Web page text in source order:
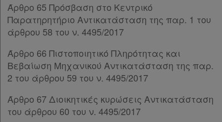
Άρθρο 120
Άρθρο 121
Άρθρο 122
ΚΕΦΑΛΑΙΟ ΙΒ΄ [-]
Άρθρο 124
Άρθρο 125 [-]
Παρ.1
Παρ.2
Άρθρο 65 Πρόσβαση στο Κεντρικό
Παρατηρητήριο Αντικατάσταση της παρ. 1 του
άρθρου 58 του ν. 4495/2017
Άρθρο 66 Πιστοποιητικό Πληρότητας και
Βεβαίωση Μηχανικού Αντικατάσταση της παρ.
2 του άρθρου 59 του ν. 4495/2017
Άρθρο 67 Διοικητικές κυρώσεις Αντικατάσταση
του άρθρου 60 του ν. 4495/2017